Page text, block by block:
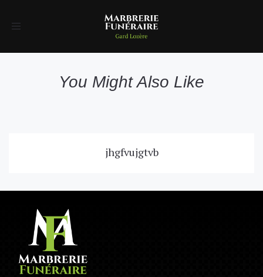
Toggle
You Might Also Like
jhgfvujgtvb